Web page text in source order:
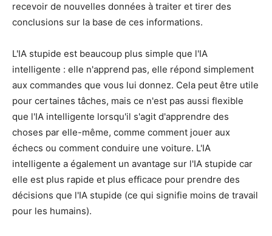
recevoir de nouvelles données à traiter et tirer des
conclusions sur la base de ces informations.
L'IA stupide est beaucoup plus simple que l'IA
intelligente : elle n'apprend pas, elle répond simplement
aux commandes que vous lui donnez. Cela peut être utile
pour certaines tâches, mais ce n'est pas aussi flexible
que l'IA intelligente lorsqu'il s'agit d'apprendre des
choses par elle-même, comme comment jouer aux
échecs ou comment conduire une voiture. L'IA
intelligente a également un avantage sur l'IA stupide car
elle est plus rapide et plus efficace pour prendre des
décisions que l'IA stupide (ce qui signifie moins de travail
pour les humains).